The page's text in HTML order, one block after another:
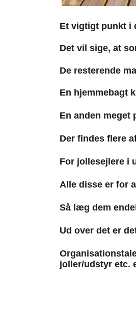
Et vigtigt punkt i
Det vil sige, at
De resterende
En hjemmebagt
En anden
Der findes flere
For jollesejlere i
Alle disse er for
Så læg dem
Ud over det er
joller/udstyr etc.